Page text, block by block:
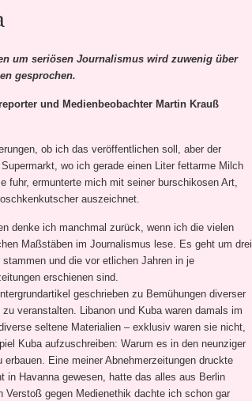
um seriösen Journalismus wird zuwenig über
gesprochen.
und Medienbeobachter Martin Krauß
ob ich das veröffentlichen soll, aber der
wo ich gerade einen Liter fettarme Milch
fuhr, ermunterte mich mit seiner burschikosen Art,
auszeichnet.
denke ich manchmal zurück, wenn ich die vielen
Maßstäben im Journalismus lese. Es geht um drei
und die vor etlichen Jahren in je
erschienen sind.
geschrieben zu Bemühungen diverser
zu veranstalten. Libanon und Kuba waren damals im
seltene Materialien – exklusiv waren sie nicht,
Kuba aufzuschreiben: Warum es in den neunziger
Eine meiner Abnehmerzeitungen druckte
in Havanna gewesen, hatte das alles aus Berlin
gegen Medienethik dachte ich schon gar